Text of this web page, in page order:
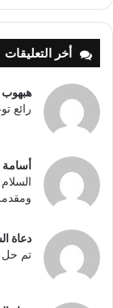
أخر التعليقات
هبهوب
رائع
أسامة
دعاة
تم حل